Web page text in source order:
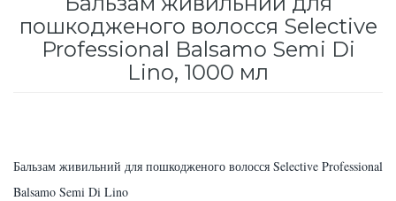
пошкодженого волосся Selective
Professional Balsamo Semi Di
Lino, 1000 мл
Бальзам живильний для пошкодженого волосся Selective Professional
Balsamo Semi Di Lino
Кошти від лупи
Сироватка, флюїд для волосся
для інтенсивного зволоження
Subtil Color Lab Instant Detox - Серія детокс
Subtil Color Lab Regeneration Absolue – Серія
Revlon Professional
Schwarzkopf Professional
Sezavi